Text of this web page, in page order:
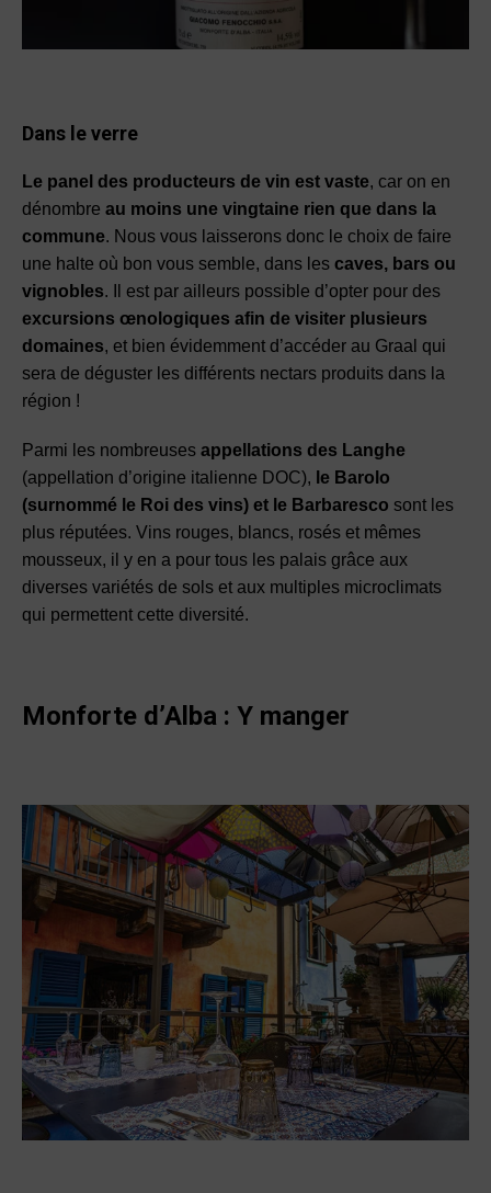
Dans le verre
Le panel des producteurs de vin est vaste, car on en
dénombre au moins une vingtaine rien que dans la
commune. Nous vous laisserons donc le choix de faire
une halte où bon vous semble, dans les caves, bars ou
vignobles. Il est par ailleurs possible d’opter pour des
excursions œnologiques afin de visiter plusieurs
domaines, et bien évidemment d’accéder au Graal qui
sera de déguster les différents nectars produits dans la
région !
Parmi les nombreuses appellations des Langhe
(appellation d’origine italienne DOC), le Barolo
(surnommé le Roi des vins) et le Barbaresco sont les
plus réputées. Vins rouges, blancs, rosés et mêmes
mousseux, il y en a pour tous les palais grâce aux
diverses variétés de sols et aux multiples microclimats
qui permettent cette diversité.
Monforte d’Alba : Y manger